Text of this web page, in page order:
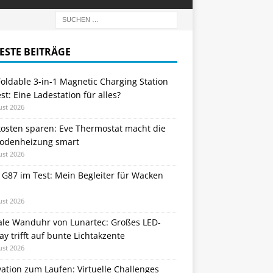
BEITRÄGE
3-in-1 Magnetic Charging Station
Eine Ladestation für alles?
2026
sparen: Eve Thermostat macht die
smart
2026
im Test: Mein Begleiter für Wacken
2026
Wanduhr von Lunartec: Großes LED-
trifft auf bunte Lichtakzente
2026
zum Laufen: Virtuelle Challenges